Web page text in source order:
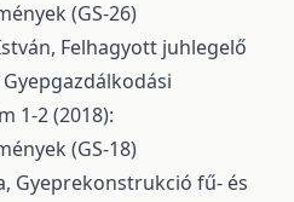
(GS-26)
Felhagyott juhlegelő
Gyepgazdálkodási
1-2 (2018):
(GS-18)
Gyeprekonstrukció fű- és